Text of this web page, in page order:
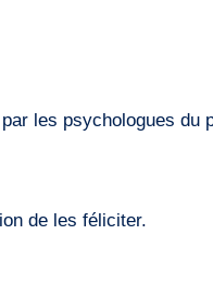
les psychologues du
de les féliciter.